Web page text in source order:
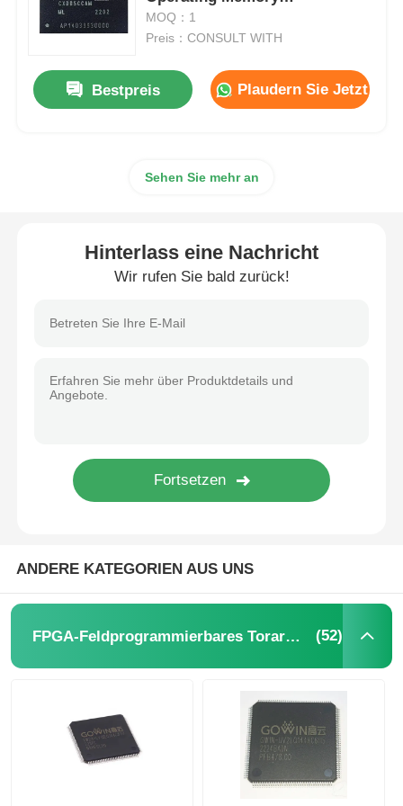
MCU-Mikroregler-Einheit
SOC-System auf dem Chip
Infrarot-Wärmedetektor
Chip DSP IC
D-RAM Speicherchip
PSRAM-Chip
SRAM-Chip
EPROM IC
UART IC
CXDB5CCAM-ML
MOQ：1
Preis：CONSULT WITH
Bestpreis Plaudern Sie Jetzt
Sehen Sie mehr an
Hinterlass eine Nachricht
Wir rufen Sie bald zurück!
ANDERE KATEGORIEN AUS UNS
FPGA-Feldprogrammierbares Torarray (52)